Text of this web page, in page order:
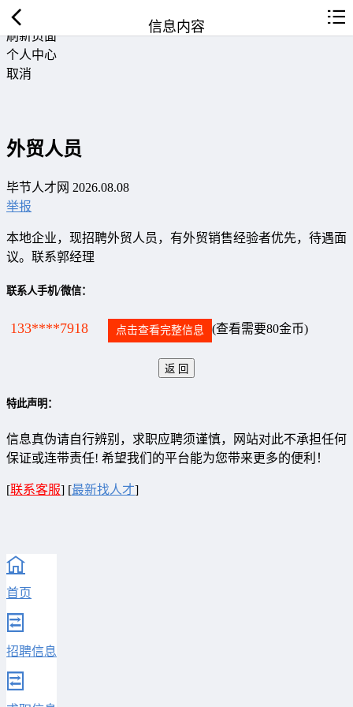
返回首页
刷新页面
个人中心
取消
信息内容
外贸人员
毕节人才网 2026.08.08
举报
本地企业，现招聘外贸人员，有外贸销售经验者优先，待遇面
议。联系郭经理
联系人手机/微信：
133****7918 点击查看完整信息 (查看需要80金币)
特此声明：
信息真伪请自行辨别，求职应聘须谨慎，网站对此不承担任何
保证或连带责任! 希望我们的平台能为您带来更多的便利！
[联系客服] [最新找人才]
首页
招聘信息